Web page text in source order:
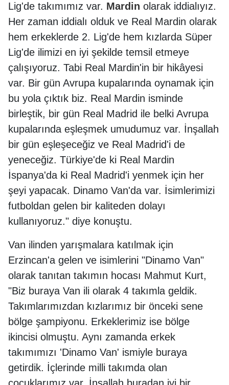
Lig'de takımımız var. Mardin olarak iddialıyız.
Her zaman iddialı olduk ve Real Mardin olarak
hem erkeklerde 2. Lig'de hem kızlarda Süper
Lig'de ilimizi en iyi şekilde temsil etmeye
çalışıyoruz. Tabi Real Mardin'in bir hikâyesi
var. Bir gün Avrupa kupalarında oynamak için
bu yola çıktık biz. Real Mardin isminde
birleştik, bir gün Real Madrid ile belki Avrupa
kupalarında eşleşmek umudumuz var. İnşallah
bir gün eşleşeceğiz ve Real Madrid'i de
yeneceğiz. Türkiye'de ki Real Mardin
İspanya'da ki Real Madrid'i yenmek için her
şeyi yapacak. Dinamo Van'da var. İsimlerimizi
futboldan gelen bir kaliteden dolayı
kullanıyoruz." diye konuştu.
Van ilinden yarışmalara katılmak için
Erzincan'a gelen ve isimlerini "Dinamo Van"
olarak tanıtan takımın hocası Mahmut Kurt,
"Biz buraya Van ili olarak 4 takımla geldik.
Takımlarımızdan kızlarımız bir önceki sene
bölge şampiyonu. Erkeklerimiz ise bölge
ikincisi olmuştu. Aynı zamanda erkek
takımımızı 'Dinamo Van' ismiyle buraya
getirdik. İçlerinde milli takımda olan